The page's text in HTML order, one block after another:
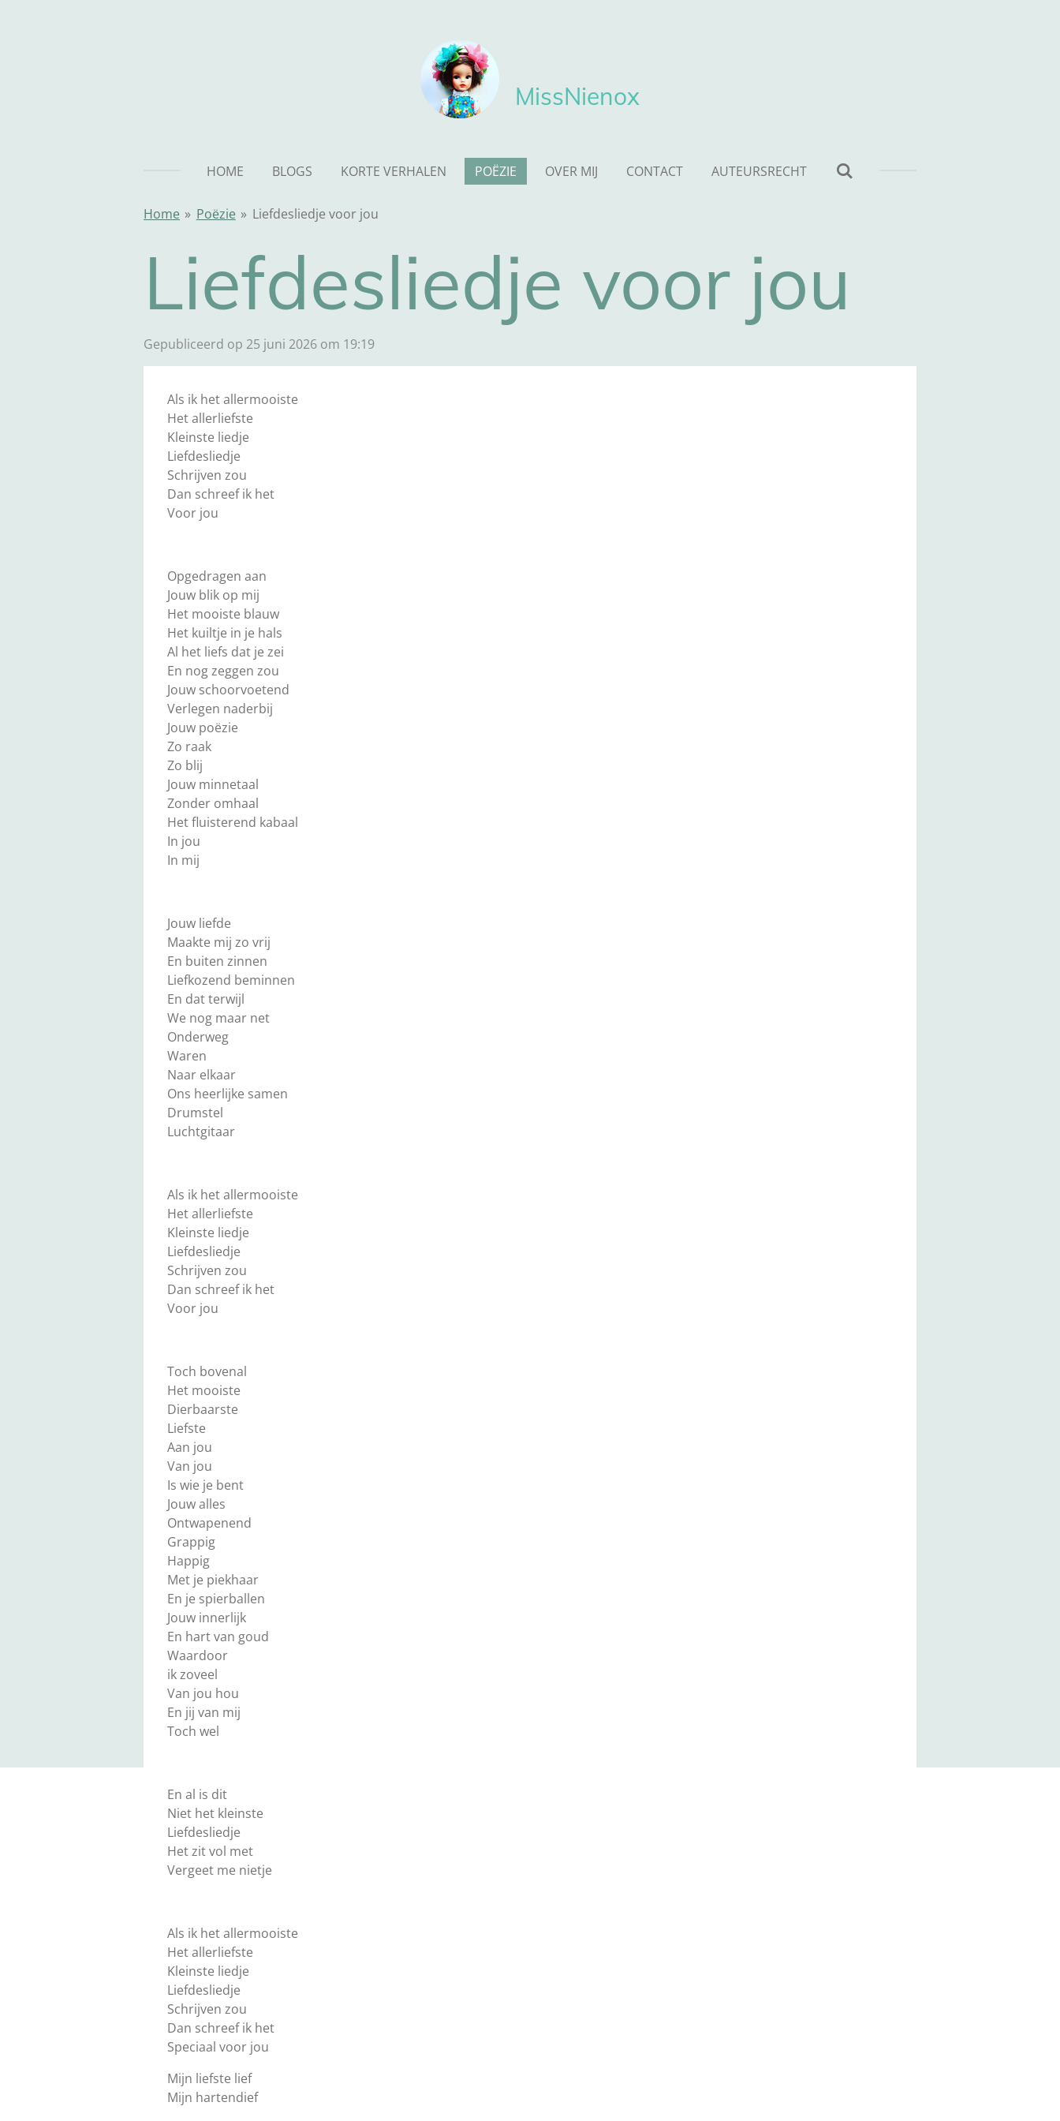
MissNienox
HOME BLOGS KORTE VERHALEN POËZIE OVER MIJ CONTACT AUTEURSRECHT
Home » Poëzie » Liefdesliedje voor jou
Liefdesliedje voor jou
Gepubliceerd op 25 juni 2026 om 19:19
Als ik het allermooiste
Het allerliefste
Kleinste liedje
Liefdesliedje
Schrijven zou
Dan schreef ik het
Voor jou
Opgedragen aan
Jouw blik op mij
Het mooiste blauw
Het kuiltje in je hals
Al het liefs dat je zei
En nog zeggen zou
Jouw schoorvoetend
Verlegen naderbij
Jouw poëzie
Zo raak
Zo blij
Jouw minnetaal
Zonder omhaal
Het fluisterend kabaal
In jou
In mij
Jouw liefde
Maakte mij zo vrij
En buiten zinnen
Liefkozend beminnen
En dat terwijl
We nog maar net
Onderweg
Waren
Naar elkaar
Ons heerlijke samen
Drumstel
Luchtgitaar
Als ik het allermooiste
Het allerliefste
Kleinste liedje
Liefdesliedje
Schrijven zou
Dan schreef ik het
Voor jou
Toch bovenal
Het mooiste
Dierbaarste
Liefste
Aan jou
Van jou
Is wie je bent
Jouw alles
Ontwapenend
Grappig
Happig
Met je piekhaar
En je spierballen
Jouw innerlijk
En hart van goud
Waardoor
ik zoveel
Van jou hou
En jij van mij
Toch wel
En al is dit
Niet het kleinste
Liefdesliedje
Het zit vol met
Vergeet me nietje
Als ik het allermooiste
Het allerliefste
Kleinste liedje
Liefdesliedje
Schrijven zou
Dan schreef ik het
Speciaal voor jou
Mijn liefste lief
Mijn hartendief